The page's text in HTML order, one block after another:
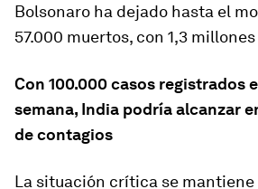
Bolsonaro ha dejado hasta el
57.000 muertos, con 1,3
Con 100.000 casos registrados
semana, India podría alcanzar
de contagios
La situación crítica se